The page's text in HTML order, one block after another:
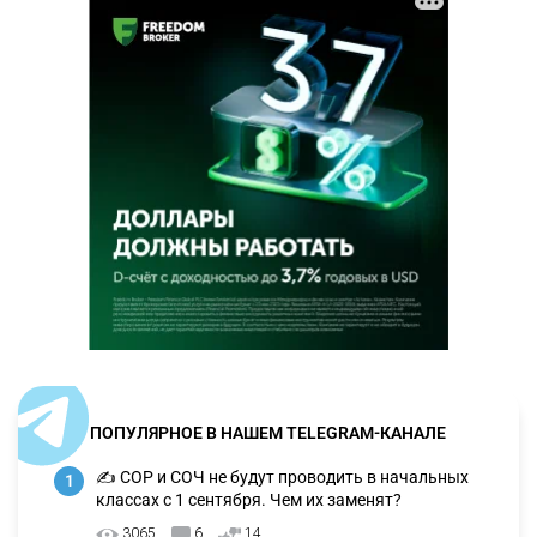
ПОПУЛЯРНОЕ В НАШЕМ TELEGRAM-КАНАЛЕ
1
✍️ СОР и СОЧ не будут проводить в начальных
классах с 1 сентября. Чем их заменят?
3065 6 14